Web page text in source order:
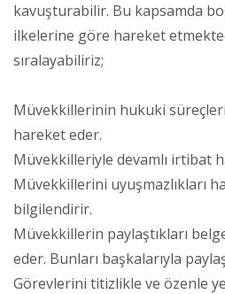
kavuşturabilir. Bu kapsamda
ilkelerine göre hareket
sıralayabiliriz;
Müvekkillerinin hukuki
hareket eder.
Müvekkilleriyle devamlı irtibat
Müvekkillerini uyuşmazlıkları
bilgilendirir.
Müvekkillerin paylaştıkları
eder. Bunları başkalarıyla
Görevlerini titizlikle ve özenle